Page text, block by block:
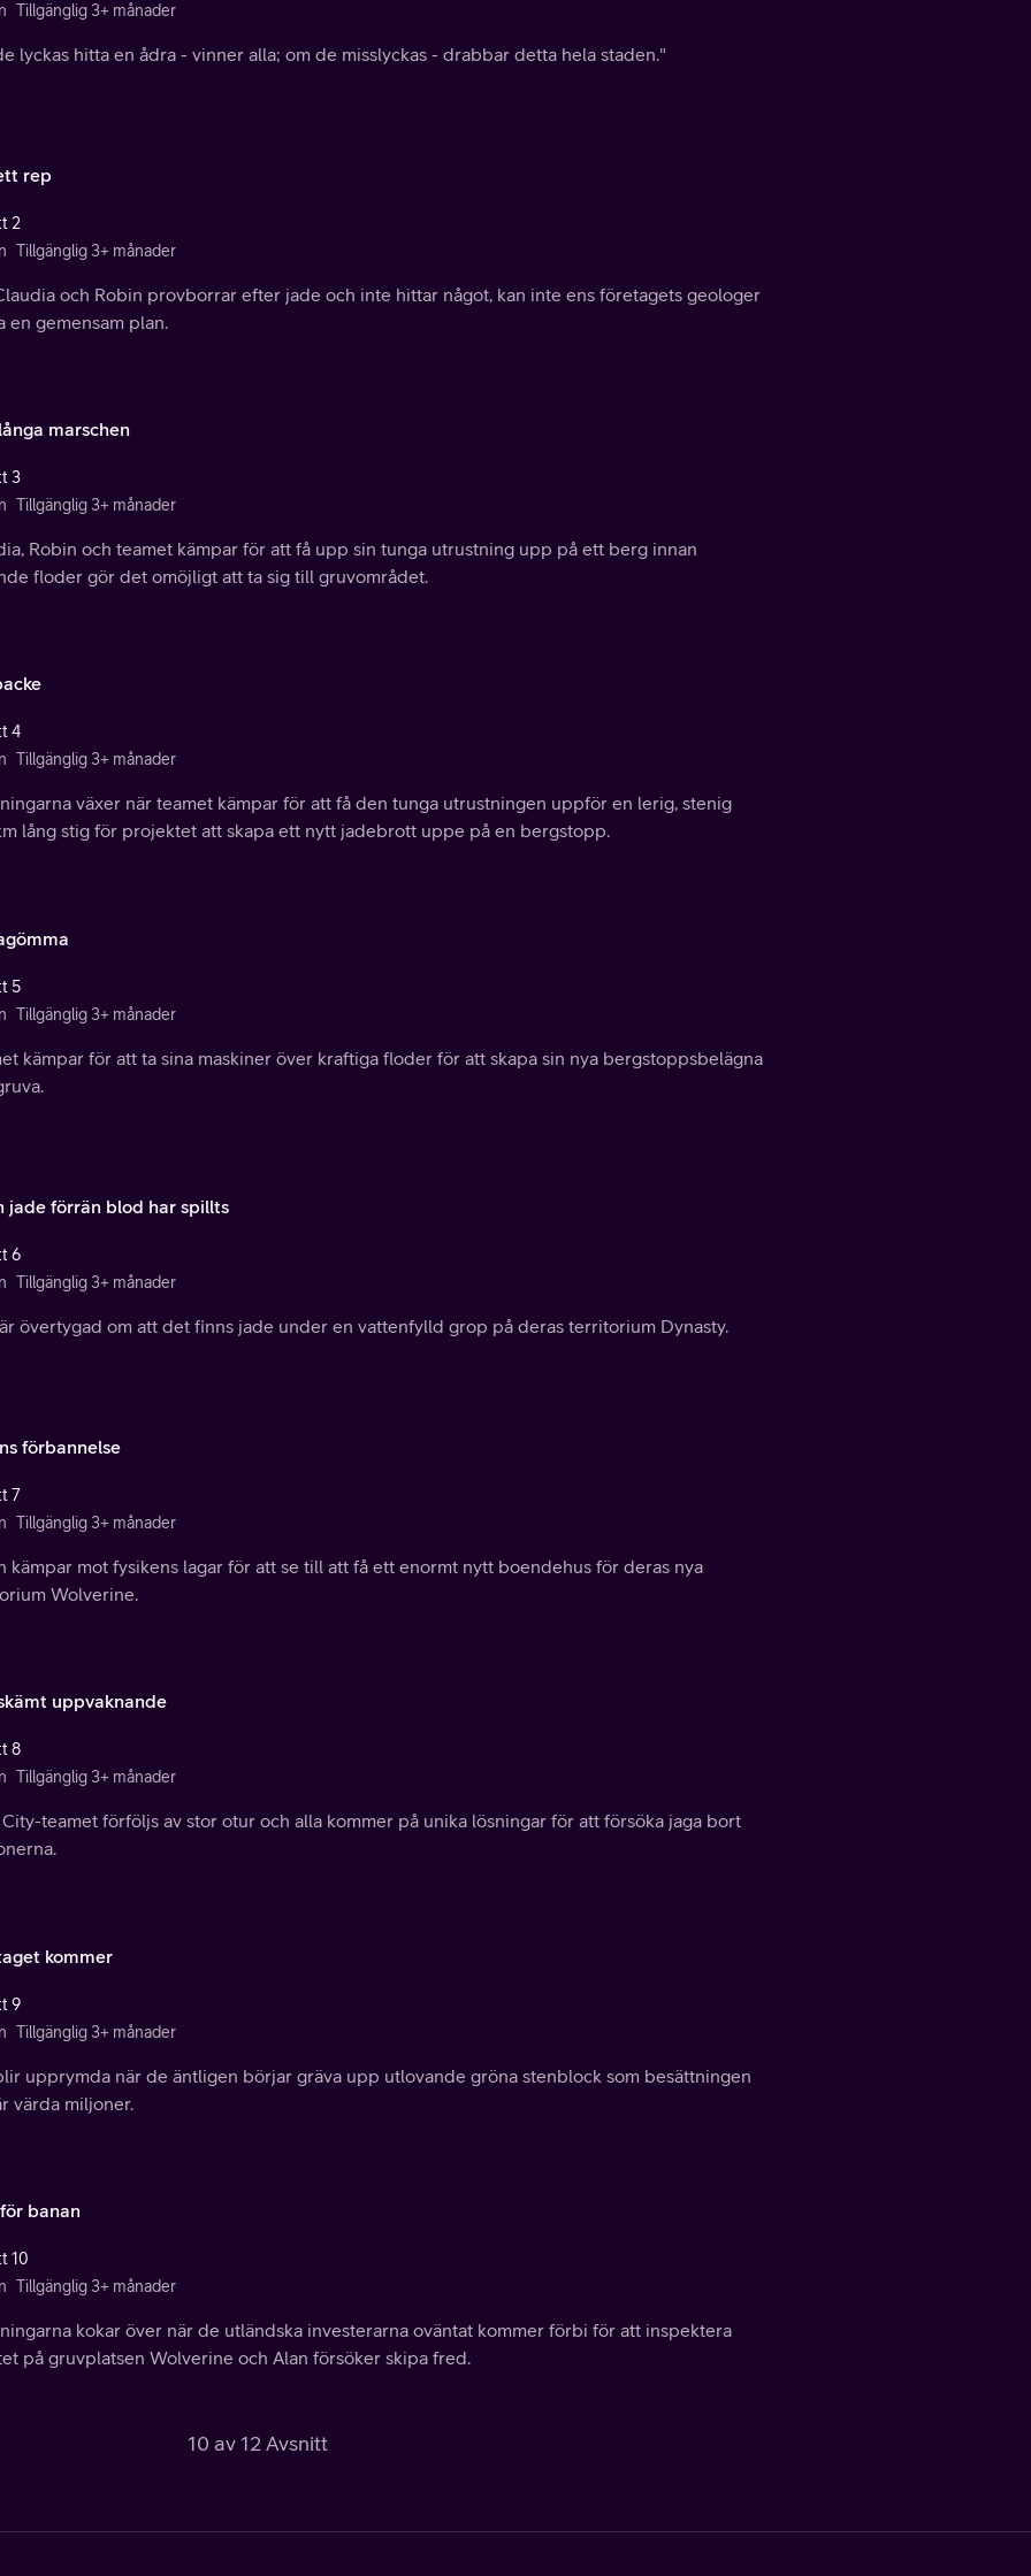
Tillgänglig 3+ månader
lyckas hitta en ådra - vinner alla; om de misslyckas - drabbar detta hela staden."
rep
2
Tillgänglig 3+ månader
och Robin provborrar efter jade och inte hittar något, kan inte ens företagets geologer
en gemensam plan.
marschen
3
Tillgänglig 3+ månader
Robin och teamet kämpar för att få upp sin tunga utrustning upp på ett berg innan
floder gör det omöjligt att ta sig till gruvområdet.
4
Tillgänglig 3+ månader
växer när teamet kämpar för att få den tunga utrustningen uppför en lerig, stenig
lång stig för projektet att skapa ett nytt jadebrott uppe på en bergstopp.
5
Tillgänglig 3+ månader
kämpar för att ta sina maskiner över kraftiga floder för att skapa sin nya bergstoppsbelägna
jade förrän blod har spillts
6
Tillgänglig 3+ månader
övertygad om att det finns jade under en vattenfylld grop på deras territorium Dynasty.
förbannelse
7
Tillgänglig 3+ månader
kämpar mot fysikens lagar för att se till att få ett enormt nytt boendehus för deras nya
Wolverine.
uppvaknande
8
Tillgänglig 3+ månader
teamet förföljs av stor otur och alla kommer på unika lösningar för att försöka jaga bort
kommer
9
Tillgänglig 3+ månader
upprymda när de äntligen börjar gräva upp utlovande gröna stenblock som besättningen
värda miljoner.
banan
10
Tillgänglig 3+ månader
kokar över när de utländska investerarna oväntat kommer förbi för att inspektera
på gruvplatsen Wolverine och Alan försöker skipa fred.
10 av 12 Avsnitt